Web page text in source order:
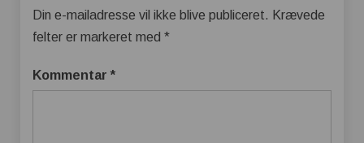
Din e-mailadresse vil ikke blive publiceret. Krævede
felter er markeret med *
Kommentar *